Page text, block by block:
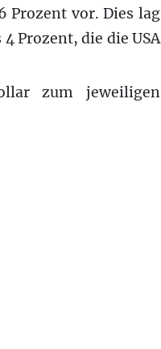
Prozent vor. Dies lag
Prozent, die die USA
zum jeweiligen